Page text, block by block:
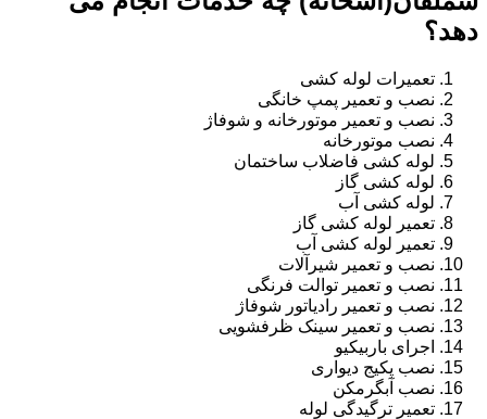
دهد؟
تعمیرات لوله کشی
نصب و تعمیر پمپ خانگی
نصب و تعمیر موتورخانه و شوفاژ
نصب موتورخانه
لوله کشی فاضلاب ساختمان
لوله کشی گاز
لوله کشی آب
تعمیر لوله کشی گاز
تعمیر لوله کشی آب
نصب و تعمیر شیرآلات
نصب و تعمیر توالت فرنگی
نصب و تعمیر رادیاتور شوفاژ
نصب و تعمیر سینک ظرفشویی
اجرای باربیکیو
نصب پکیج دیواری
نصب آبگرمکن
تعمیر ترگیدگی لوله